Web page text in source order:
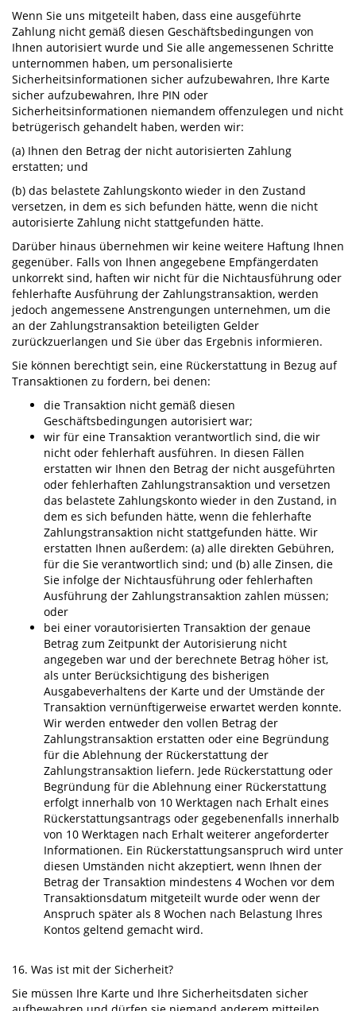
Wenn Sie uns mitgeteilt haben, dass eine ausgeführte
Zahlung nicht gemäß diesen Geschäftsbedingungen von
Ihnen autorisiert wurde und Sie alle angemessenen Schritte
unternommen haben, um personalisierte
Sicherheitsinformationen sicher aufzubewahren, Ihre Karte
sicher aufzubewahren, Ihre PIN oder
Sicherheitsinformationen niemandem offenzulegen und nicht
betrügerisch gehandelt haben, werden wir:
(a) Ihnen den Betrag der nicht autorisierten Zahlung
erstatten; und
(b) das belastete Zahlungskonto wieder in den Zustand
versetzen, in dem es sich befunden hätte, wenn die nicht
autorisierte Zahlung nicht stattgefunden hätte.
Darüber hinaus übernehmen wir keine weitere Haftung Ihnen
gegenüber. Falls von Ihnen angegebene Empfängerdaten
unkorrekt sind, haften wir nicht für die Nichtausführung oder
fehlerhafte Ausführung der Zahlungstransaktion, werden
jedoch angemessene Anstrengungen unternehmen, um die
an der Zahlungstransaktion beteiligten Gelder
zurückzuerlangen und Sie über das Ergebnis informieren.
Sie können berechtigt sein, eine Rückerstattung in Bezug auf
Transaktionen zu fordern, bei denen:
die Transaktion nicht gemäß diesen
Geschäftsbedingungen autorisiert war;
wir für eine Transaktion verantwortlich sind, die wir
nicht oder fehlerhaft ausführen. In diesen Fällen
erstatten wir Ihnen den Betrag der nicht ausgeführten
oder fehlerhaften Zahlungstransaktion und versetzen
das belastete Zahlungskonto wieder in den Zustand, in
dem es sich befunden hätte, wenn die fehlerhafte
Zahlungstransaktion nicht stattgefunden hätte. Wir
erstatten Ihnen außerdem: (a) alle direkten Gebühren,
für die Sie verantwortlich sind; und (b) alle Zinsen, die
Sie infolge der Nichtausführung oder fehlerhaften
Ausführung der Zahlungstransaktion zahlen müssen;
oder
bei einer vorautorisierten Transaktion der genaue
Betrag zum Zeitpunkt der Autorisierung nicht
angegeben war und der berechnete Betrag höher ist,
als unter Berücksichtigung des bisherigen
Ausgabeverhaltens der Karte und der Umstände der
Transaktion vernünftigerweise erwartet werden konnte.
Wir werden entweder den vollen Betrag der
Zahlungstransaktion erstatten oder eine Begründung
für die Ablehnung der Rückerstattung der
Zahlungstransaktion liefern. Jede Rückerstattung oder
Begründung für die Ablehnung einer Rückerstattung
erfolgt innerhalb von 10 Werktagen nach Erhalt eines
Rückerstattungsantrags oder gegebenenfalls innerhalb
von 10 Werktagen nach Erhalt weiterer angeforderter
Informationen. Ein Rückerstattungsanspruch wird unter
diesen Umständen nicht akzeptiert, wenn Ihnen der
Betrag der Transaktion mindestens 4 Wochen vor dem
Transaktionsdatum mitgeteilt wurde oder wenn der
Anspruch später als 8 Wochen nach Belastung Ihres
Kontos geltend gemacht wird.
16. Was ist mit der Sicherheit?
Sie müssen Ihre Karte und Ihre Sicherheitsdaten sicher